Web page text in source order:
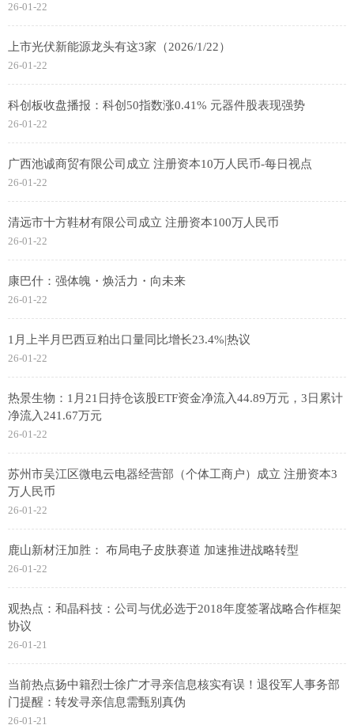
26-01-22
上市光伏新能源龙头有这3家（2026/1/22）
26-01-22
科创板收盘播报：科创50指数涨0.41% 元器件股表现强势
26-01-22
广西池诚商贸有限公司成立 注册资本10万人民币-每日视点
26-01-22
清远市十方鞋材有限公司成立 注册资本100万人民币
26-01-22
康巴什：强体魄・焕活力・向未来
26-01-22
1月上半月巴西豆粕出口量同比增长23.4%|热议
26-01-22
热景生物：1月21日持仓该股ETF资金净流入44.89万元，3日累计
净流入241.67万元
26-01-22
苏州市吴江区微电云电器经营部（个体工商户）成立 注册资本3
万人民币
26-01-22
鹿山新材汪加胜： 布局电子皮肤赛道 加速推进战略转型
26-01-22
观热点：和晶科技：公司与优必选于2018年度签署战略合作框架
协议
26-01-21
当前热点扬中籍烈士徐广才寻亲信息核实有误！退役军人事务部
门提醒：转发寻亲信息需甄别真伪
26-01-21